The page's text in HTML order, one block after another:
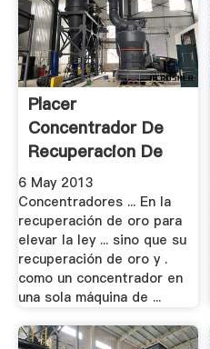
Placer
Concentrador De
Recuperacion De
Oro
6 May 2013
Concentradores ... En la
recuperación de oro para
elevar la ley ... sino que su
recuperación de oro y .
como un concentrador en
una sola máquina de ...